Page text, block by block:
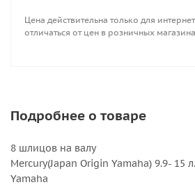
Вращение : Правое
Количество лопастей : 4
Цена действительна только для
отличаться от цен в розничных
Подробнее о товаре
8 шлицов на валу
Mercury(Japan Origin Yamaha) 9.9- 15
Yamaha